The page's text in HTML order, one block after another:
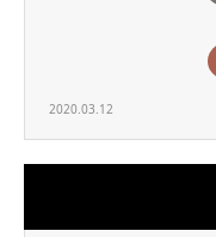
2020.03.12